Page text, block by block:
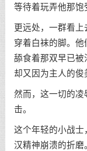
等待着玩弄他那饱
更远处，一群看
穿着白袜的脚。
舔食着那双早已被
却又因为主人的俊
然而，这一切的凌
击。
这个年轻的小战士
汉精神崩溃的折磨